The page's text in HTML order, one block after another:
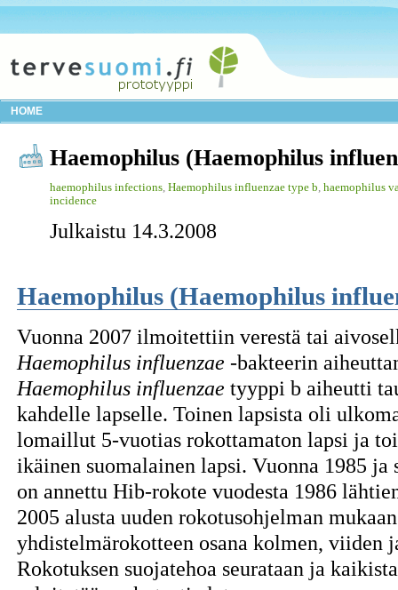
HOME
Haemophilus (Haemophilus
haemophilus infections Haemophilus influenzae type b haemophilus
incidence
Julkaistu 14.3.2008
Haemophilus (Haemophilus
Vuonna 2007 ilmoitettiin verestä tai
Haemophilus influenzae -bakteerin
Haemophilus influenzae tyyppi b aiheutti
kahdelle lapselle. Toinen lapsista oli
lomaillut 5-vuotias rokottamaton lapsi ja
ikäinen suomalainen lapsi. Vuonna 1985
on annettu Hib-rokote vuodesta 1986
2005 alusta uuden rokotusohjelman
yhdistelmärokotteen osana kolmen, viiden
Rokotuksen suojatehoa seurataan ja